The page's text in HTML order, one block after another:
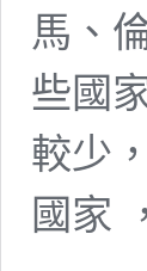
馬、
些國
較少
國家